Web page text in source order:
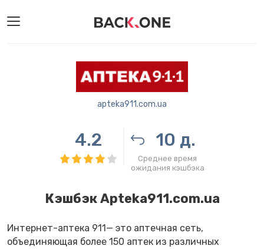
apteka911.com.ua
4.2 10 д.
Среднее время
ожидания кэшбэка
Кэшбэк Apteka911.com.ua
Интернет-аптека 911— это аптечная сеть,
объединяющая более 150 аптек из различных